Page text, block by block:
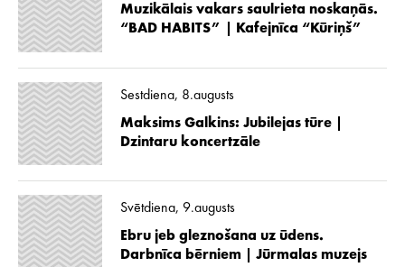
Muzikālais vakars saulrieta noskaņās.
“BAD HABITS” | Kafejnīca “Kūriņš”
Sestdiena, 8.augusts
Maksims Galkins: Jubilejas tūre |
Dzintaru koncertzāle
Svētdiena, 9.augusts
Ebru jeb gleznošana uz ūdens.
Darbnīca bērniem | Jūrmalas muzejs